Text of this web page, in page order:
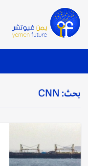
بحث: CNN